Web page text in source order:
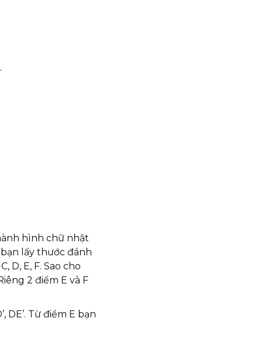
hình chữ nhật
lấy thước đánh
D, E, F. Sao cho
2 điểm E và F
DE’. Từ điểm E bạn